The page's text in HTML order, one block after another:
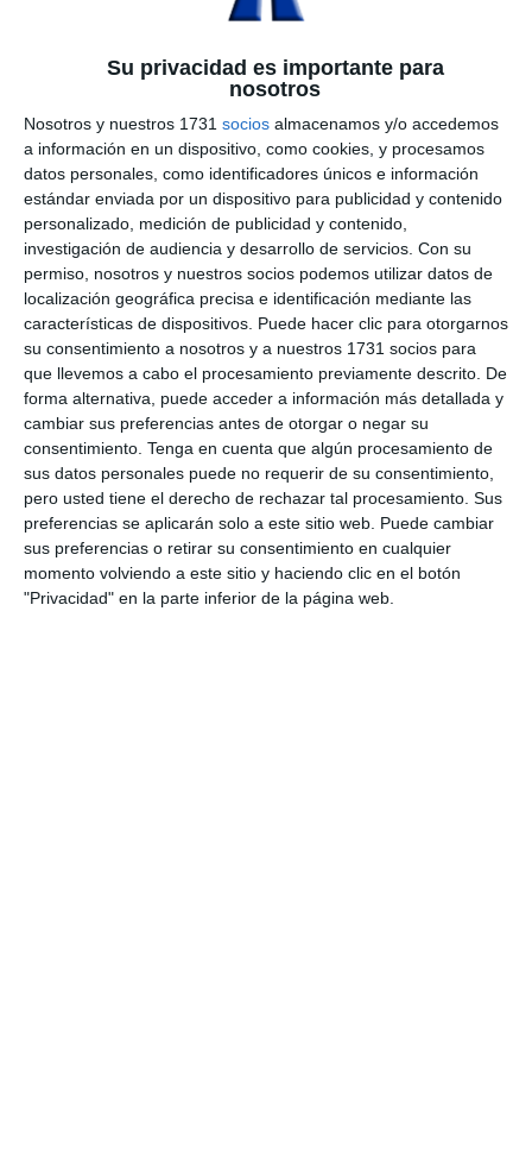
Su privacidad es importante para
nosotros
Nosotros y nuestros 1731 socios almacenamos y/o accedemos
a información en un dispositivo, como cookies, y procesamos
datos personales, como identificadores únicos e información
estándar enviada por un dispositivo para publicidad y contenido
personalizado, medición de publicidad y contenido,
investigación de audiencia y desarrollo de servicios. Con su
permiso, nosotros y nuestros socios podemos utilizar datos de
localización geográfica precisa e identificación mediante las
características de dispositivos. Puede hacer clic para otorgarnos
su consentimiento a nosotros y a nuestros 1731 socios para
que llevemos a cabo el procesamiento previamente descrito. De
forma alternativa, puede acceder a información más detallada y
cambiar sus preferencias antes de otorgar o negar su
consentimiento. Tenga en cuenta que algún procesamiento de
sus datos personales puede no requerir de su consentimiento,
pero usted tiene el derecho de rechazar tal procesamiento. Sus
preferencias se aplicarán solo a este sitio web. Puede cambiar
sus preferencias o retirar su consentimiento en cualquier
momento volviendo a este sitio y haciendo clic en el botón
"Privacidad" en la parte inferior de la página web.
falsas alarmas y cosa que el resto de marca no permiten
Embalaje habitual de los equipos Beltronics/Escort, bien
protegido, con todo lo necesario para hacer la instalación
incluyendo tornillo y bridas. En la funda del estuche,
aparece identificado “Alertas de voz en Español”.
CARACTERÍSTICAS DEL MODELO
Encontramos un detector con avisador integrado de gama
media-alta, con escaneo debandas K y Ka segmentada o
ancha según se desee hacer la configuración.
Recordamos que este detector, tienegran facilidad de
montajede los elementos, quedando perfectamente
integrados en el vehículo. Es muy sencillo conseguir una
instalación muy cuidada e integradaen el coche sin
molestos aparatos de gran tamaño a la vista.